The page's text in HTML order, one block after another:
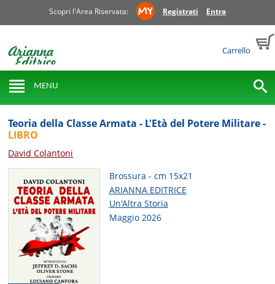
Scopri l'Area Riservata: Registrati Entra
Carrello
MENU
Teoria della Classe Armata - L'Età del Potere Militare -
LIBRO
David Colantoni
Brossura - cm 15x21
ARIANNA EDITRICE
Un'Altra Storia
Maggio 2026